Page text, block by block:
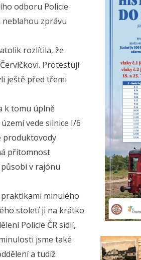
odboru Policie
neblahou zprávu
rozlítila, že
Protestují
ještě před třemi
k tomu úplně
vede silnice I/6
produktovody
přítomnost
v rajónu
minulého
století ji na krátko
Policie ČR sídlí,
jsme také
a tudíž